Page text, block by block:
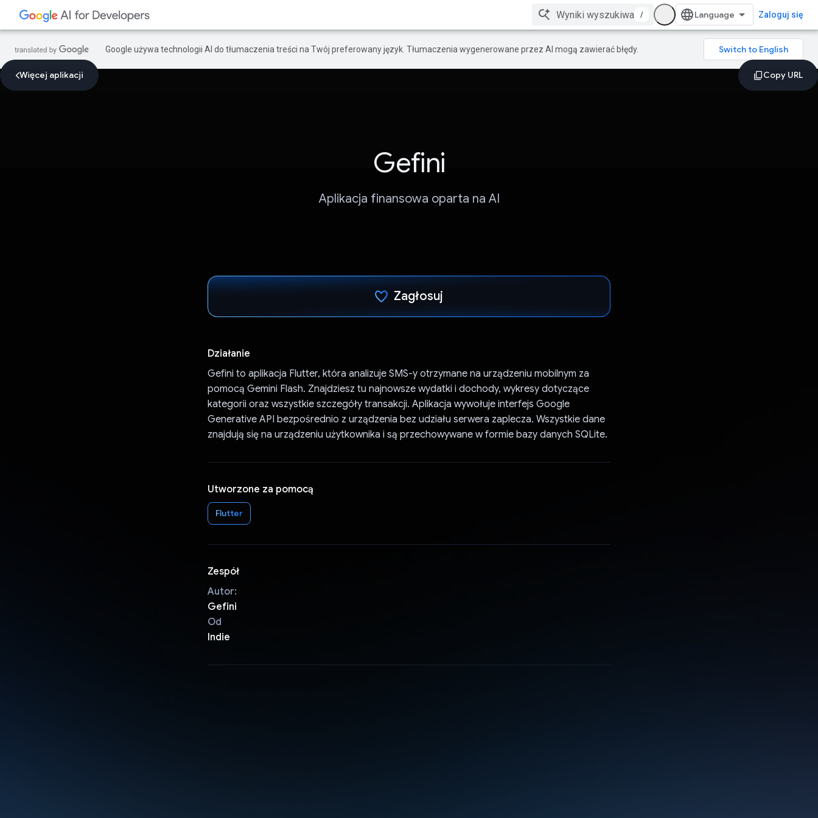
/ Zaloguj się
Google używa technologii AI do tłumaczenia treści na Twój preferowany język. Tłumaczenia wygenerowane przez AI mogą zawierać błędy.
Więcej aplikacji
Gefini
Aplikacja finansowa oparta na AI
Zagłosuj
Działanie
Gefini to aplikacja Flutter, która analizuje SMS-y otrzymane na urządzeniu mobilnym za
pomocą Gemini Flash. Znajdziesz tu najnowsze wydatki i dochody, wykresy dotyczące
kategorii oraz wszystkie szczegóły transakcji. Aplikacja wywołuje interfejs Google
Generative API bezpośrednio z urządzenia bez udziału serwera zaplecza. Wszystkie dane
znajdują się na urządzeniu użytkownika i są przechowywane w formie bazy danych SQLite.
Utworzone za pomocą
Flutter
Zespół
Autor:
Gefini
Od
Indie